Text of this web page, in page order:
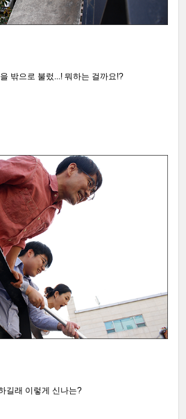
밖으로 불렀...! 뭐하는 걸까요!?
길래 이렇게 신나는?